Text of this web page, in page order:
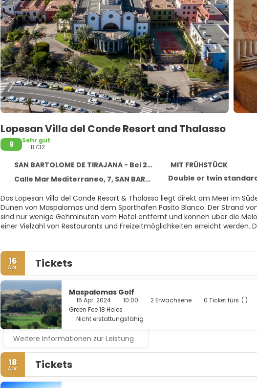
Lopesan Villa del Conde Resort and Thalasso
9
Sehr gut
8732
SAN BARTOLOME DE TIRAJANA - Bei 23,2 km vom Zentrum entfernt
MIT FRÜHSTÜCK
Calle Mar Mediterraneo, 7, SAN BARTOLOME DE TIRAJANA 35100
Double or twin
Das Lopesan Villa del Conde Resort & Thalasso liegt direkt am Meer im
Dünen von Maspalomas und dem Sporthafen Pasito Blanco. Der Strand
sind nur wenige Gehminuten vom Hotel entfernt und können über die
einer Vielzahl von Restaurants und Freizeitmöglichkeiten erreicht
Holzbalkonen. Die Gäste können das Vergnügen der Gastronomie mit der
kulinarischen Reise, die es ihnen ermöglicht, eine große Vielfalt an
der Hotels sowie in einigen der exklusivsten À-la-carte-Restaurants am
Villa del Conde Resorts ist zweifellos das außergewöhnliche
seiner privilegierten Lage direkt am Meer, direkt unterhalb der Promenade,
16
Apr. Tickets
Maspalomas Golf
16 Apr. 2024 10:00 2 Erwachsene 0 Ticket fürs ( )
Green Fee 18 Holes
Nicht erstattungsfähig
Weitere Informationen zur Leistung
18
Apr. Tickets